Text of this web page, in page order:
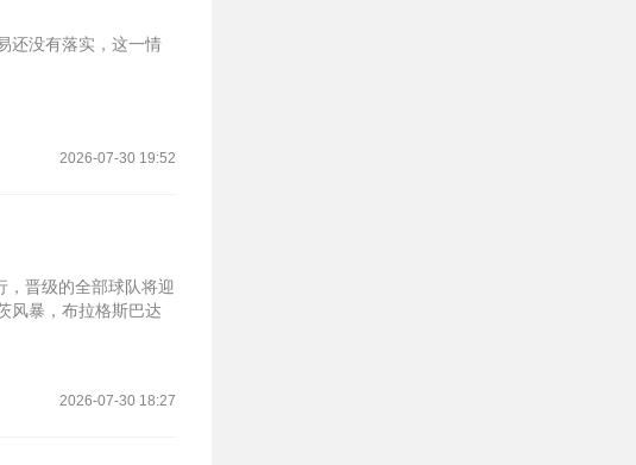
还没有落实，这一情
2026-07-30 19:52
，晋级的全部球队将迎
风暴，布拉格斯巴达
2026-07-30 18:27